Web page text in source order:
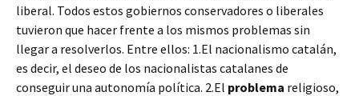
liberal. Todos estos gobiernos conservadores o liberales
tuvieron que hacer frente a los mismos problemas sin
llegar a resolverlos. Entre ellos: 1.El nacionalismo catalán,
es decir, el deseo de los nacionalistas catalanes de
conseguir una autonomía política. 2.El problema religioso,